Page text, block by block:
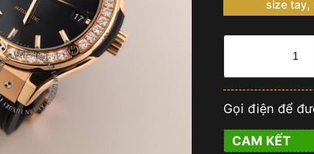
size tay,
Hublot
Gold
Diamond
số
lượng
Gọi điện để
CAM KẾT